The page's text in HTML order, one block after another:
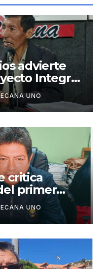
advierte
Integral
para
UNO
critica
primer
de Keiko
UNO